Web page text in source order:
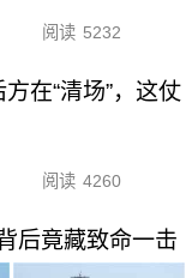
阅读 5232
在“清场”，这仗
阅读 4260
后竟藏致命一击